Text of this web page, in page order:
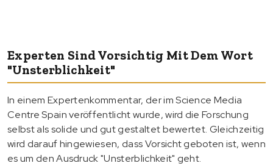
Experten Sind Vorsichtig Mit Dem Wort
"Unsterblichkeit"
In einem Expertenkommentar, der im Science Media
Centre Spain veröffentlicht wurde, wird die Forschung
selbst als solide und gut gestaltet bewertet. Gleichzeitig
wird darauf hingewiesen, dass Vorsicht geboten ist, wenn
es um den Ausdruck "Unsterblichkeit" geht.